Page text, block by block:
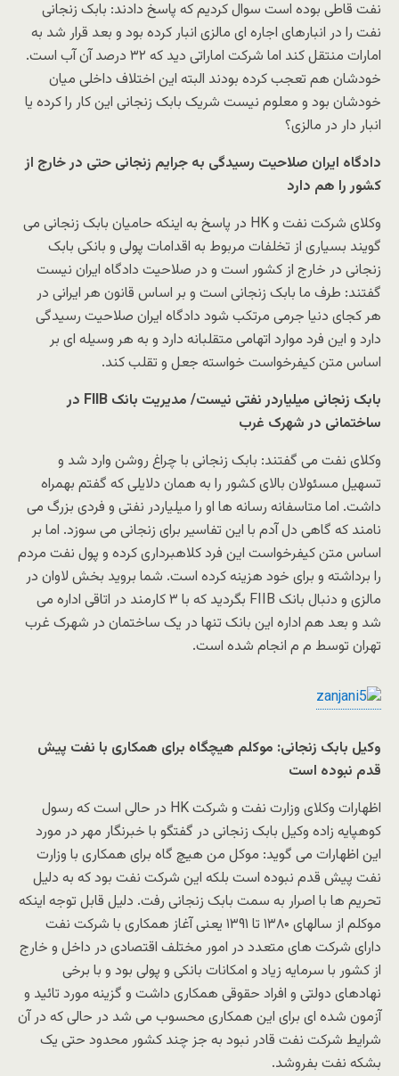
نفت قاطی بوده است سوال کردیم که پاسخ دادند: بابک زنجانی
نفت را در انبارهای اجاره ای مالزی انبار کرده بود و بعد قرار شد به
امارات منتقل کند اما شرکت اماراتی دید که ۳۲ درصد آن آب است.
خودشان هم تعجب کرده بودند البته این اختلاف داخلی میان
خودشان بود و معلوم نیست شریک بابک زنجانی این کار را کرده یا
انبار دار در مالزی؟
دادگاه ایران صلاحیت رسیدگی به جرایم زنجانی حتی در خارج از
کشور را هم دارد
وکلای شرکت نفت و HK در پاسخ به اینکه حامیان بابک زنجانی می
گویند بسیاری از تخلفات مربوط به اقدامات پولی و بانکی بابک
زنجانی در خارج از کشور است و در صلاحیت دادگاه ایران نیست
گفتند: طرف ما بابک زنجانی است و بر اساس قانون هر ایرانی در
هر کجای دنیا جرمی مرتکب شود دادگاه ایران صلاحیت رسیدگی
دارد و این فرد موارد اتهامی متقلبانه دارد و به هر وسیله ای بر
اساس متن کیفرخواست خواسته جعل و تقلب کند.
بابک زنجانی میلیاردر نفتی نیست/ مدیریت بانک FIIB در
ساختمانی در شهرک غرب
وکلای نفت می گفتند: بابک زنجانی با چراغ روشن وارد شد و
تسهیل مسئولان بالای کشور را به همان دلایلی که گفتم بهمراه
داشت. اما متاسفانه رسانه ها او را میلیاردر نفتی و فردی بزرگ می
نامند که گاهی دل آدم با این تفاسیر برای زنجانی می سوزد. اما بر
اساس متن کیفرخواست این فرد کلاهبرداری کرده و پول نفت مردم
را برداشته و برای خود هزینه کرده است. شما بروید بخش لاوان در
مالزی و دنبال بانک FIIB بگردید که با ۳ کارمند در اتاقی اداره می
شد و بعد هم اداره این بانک تنها در یک ساختمان در شهرک غرب
تهران توسط م م انجام شده است.
وکیل بابک زنجانی: موکلم هیچگاه برای همکاری با نفت پیش
قدم نبوده است
اظهارات وکلای وزارت نفت و شرکت HK در حالی است که رسول
کوهپایه زاده وکیل بابک زنجانی در گفتگو با خبرنگار مهر در مورد
این اظهارات می گوید: موکل من هیچ گاه برای همکاری با وزارت
نفت پیش قدم نبوده است بلکه این شرکت نفت بود که به دلیل
تحریم ها با اصرار به سمت بابک زنجانی رفت. دلیل قابل توجه اینکه
موکلم از سالهای ۱۳۸۰ تا ۱۳۹۱ یعنی آغاز همکاری با شرکت نفت
دارای شرکت های متعدد در امور مختلف اقتصادی در داخل و خارج
از کشور با سرمایه زیاد و امکانات بانکی و پولی بود و با برخی
نهادهای دولتی و افراد حقوقی همکاری داشت و گزینه مورد تائید و
آزمون شده ای برای این همکاری محسوب می شد در حالی که در آن
شرایط شرکت نفت قادر نبود به جز چند کشور محدود حتی یک
بشکه نفت بفروشد.